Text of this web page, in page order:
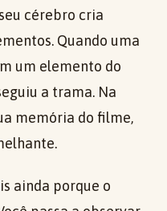
cérebro cria
Quando uma
um elemento do
a trama. Na
memória do filme,
ainda porque o